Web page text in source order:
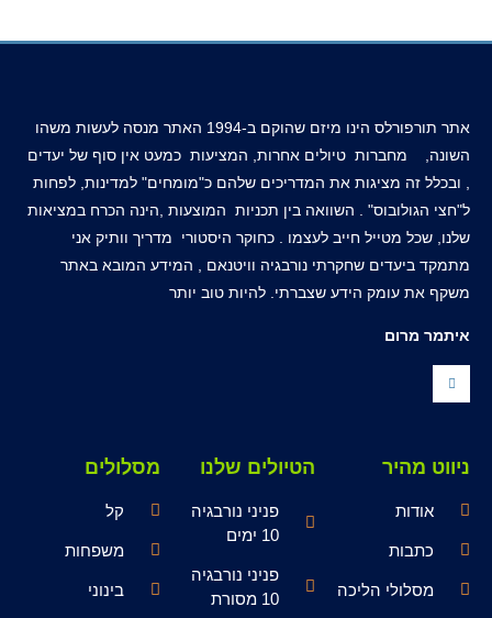
אתר תורפורלס הינו מיזם שהוקם ב-1994 האתר מנסה לעשות משהו
השונה, מחברות טיולים אחרות, המציעות כמעט אין סוף של יעדים
, ובכלל זה מציגות את המדריכים שלהם כ"מומחים" למדינות, לפחות
ל"חצי הגולובוס" . השוואה בין תכניות המוצעות ,הינה הכרח במציאות
שלנו, שכל מטייל חייב לעצמו . כחוקר היסטורי מדריך וותיק אני
מתמקד ביעדים שחקרתי נורבגיה וויטנאם , המידע המובא באתר
משקף את עומק הידע שצברתי. להיות טוב יותר
איתמר מרום
ניווט מהיר
אודות
כתבות
מסלולי הליכה
הטיולים שלנו
פניני נורבגיה
10 ימים
פניני נורבגיה
10 מסורת
מסלולים
קל
משפחות
בינוני